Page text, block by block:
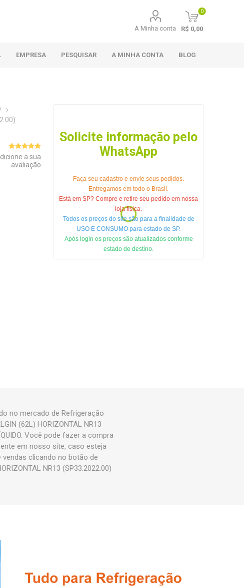
A Minha conta
0
R$ 0,00
EMPRESA PESQUISAR A MINHA CONTA BLOG
a sua
avaliação
Solicite informação pelo
WhatsApp
Faça seu cadastro e envie seus pedidos.
Entregamos em todo o Brasil.
Está em SP? Compre e retire seu pedido em nossa
loja física.
Todos os preços do site são para a finalidade de
USO E CONSUMO para estado de SP.
Após login os preços são atualizados conforme
estado de destino.
no mercado de Refrigeração
(62L) HORIZONTAL NR13
Você pode fazer a compra
em nosso site, caso esteja
clicando no botão de
NR13 (SP33.2022.00)